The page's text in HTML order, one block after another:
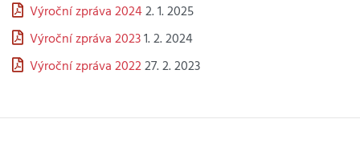
Výroční zpráva 20242. 1. 2025
Výroční zpráva 20231. 2. 2024
Výroční zpráva 202227. 2. 2023